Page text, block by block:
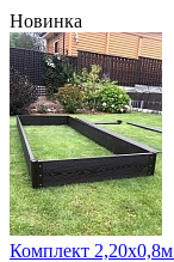
Новинка
Комплект